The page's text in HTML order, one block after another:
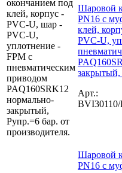
Шаровой
PN16 с
клей,
PVC-U,
закрытый,
Арт.:
Шаровой
PN16 с